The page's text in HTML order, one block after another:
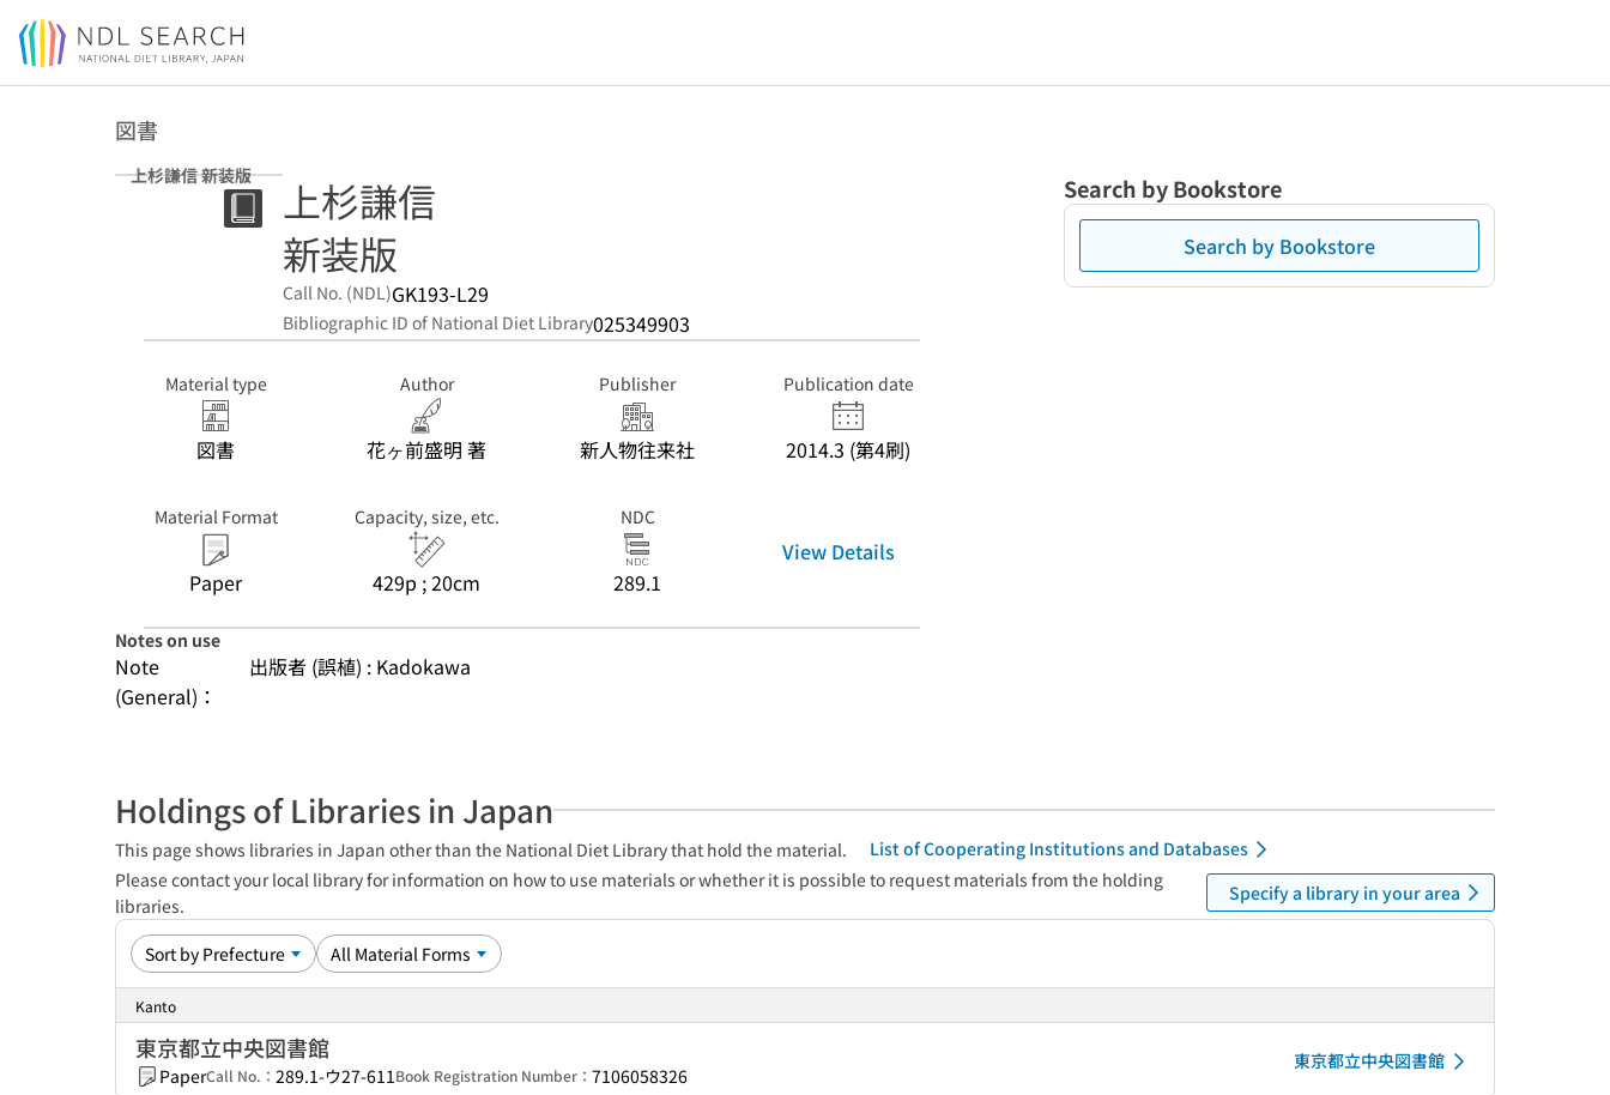
Jump to main content
図書
上杉謙信 新装版
上杉謙信
新装版
Call No. (NDL)GK193-L29
Bibliographic ID of National Diet Library025349903
Material type
図書
Author
花ヶ前盛明 著
Publisher
新人物往来社
Publication date
2014.3 (第4刷)
Material Format
Paper
Capacity, size, etc.
429p ; 20cm
NDC
289.1
View Details
Notes on use
Note
(General)：
出版者 (誤植) : Kadokawa
Search by Bookstore
Search by Bookstore
Holdings of Libraries in Japan
This page shows libraries in Japan other than the National Diet Library that hold the material.
List of Cooperating Institutions and Databases
Please contact your local library for information on how to use materials or whether it is possible to request materials from the holding
libraries.
Specify a library in your area
Kanto
東京都立中央図書館
PaperCall No.： 289.1-ウ27-611Book Registration Number： 7106058326
東京都立中央図書館